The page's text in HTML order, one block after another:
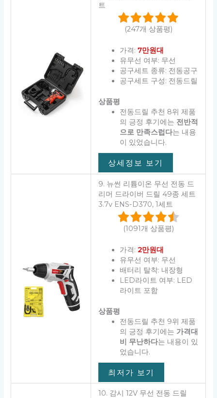
트
(247개 상품평)
가격: 7만원대
유무선 여부: 무선
공구세트 종류: 전동공구
공구세트 구성: 전동드릴
상품평
전동드릴 추천 8위 제품
의 긍정 후기에는 전반적
으로 만족스럽다는 내용
이 있었습니다.
상세정보 보기
9. 뉴썬 리튬이온 무선 전동 드
리머 드라이버 드릴 49종 세트
3.7v ENS-D370, 1세트
(1091개 상품평)
가격: 2만원대
유무선 여부: 무선
배터리 탈착: 내장형
LED라이트 여부: LED
라이트 포함
상품평
전동드릴 추천 9위 제품
의 긍정 후기에는 가격대
비 무난하다는 내용이 있
었습니다.
최저가 보기
10. 감시 12V 무선 전동 드릴